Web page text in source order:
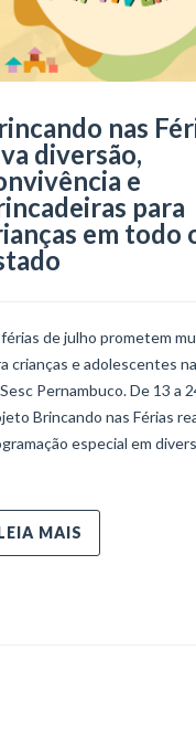
nas
diversão,
e
para
em todo
de julho prometem
crianças e adolescentes
Pernambuco. De 13 a
Brincando nas Férias
especial em
MAIS